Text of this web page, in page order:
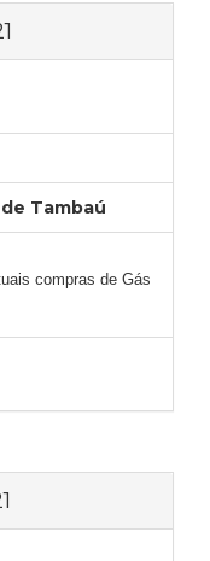
Tambaú
compras de Gás